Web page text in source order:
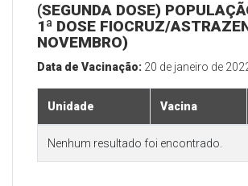
(SEGUNDA DOSE)
1ª DOSE FIOCRUZ/
NOVEMBRO)
Data de Vacinação: 20 de janeiro de
Unidade Vacina
Nenhum resultado foi encontrado.